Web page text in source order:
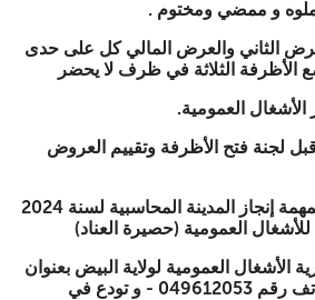
الثلاثة في ظرف لا يحضر
العمومية.
لجنة فتح الأظرفة وتقييم العروض قصد :
العمومية (حصيرة العناد)
العمومية لولاية البيض بعنوان -
في
و ممضي ومختوم .
الثاني والعرض المالي كل على حدى
الثلاثة في ظرف لا يحضر
الأشغال العمومية.
لجنة فتح الأظرفة وتقييم العروض
اختيار مكتب محاسبة المهمة إنجاز المدينة المحاسبية لسنة 2024
العمومية (حصيرة العناد)
الأشغال العمومية لولاية البيض بعنوان
- و تودع في